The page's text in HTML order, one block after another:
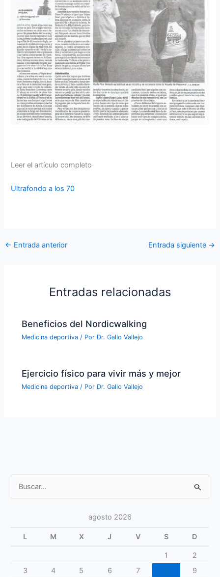
Leer el artículo completo
Ultrafondo a los 70
← Entrada anterior Entrada siguiente →
Entradas relacionadas
Beneficios del Nordicwalking
Medicina deportiva / Por Dr. Gallo Vallejo
Ejercicio físico para vivir más y mejor
Medicina deportiva / Por Dr. Gallo Vallejo
agosto 2026
L M X J V S D
1
2
3
4 5 6 7
9